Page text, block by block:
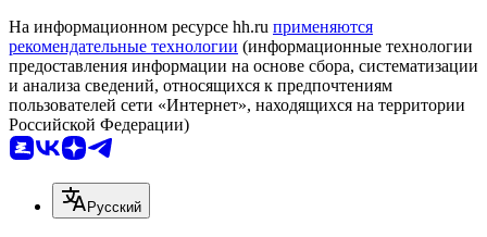
На информационном ресурсе hh.ru применяются
рекомендательные технологии (информационные технологии
предоставления информации на основе сбора, систематизации
и анализа сведений, относящихся к предпочтениям
пользователей сети «Интернет», находящихся на территории
Российской Федерации)
Русский